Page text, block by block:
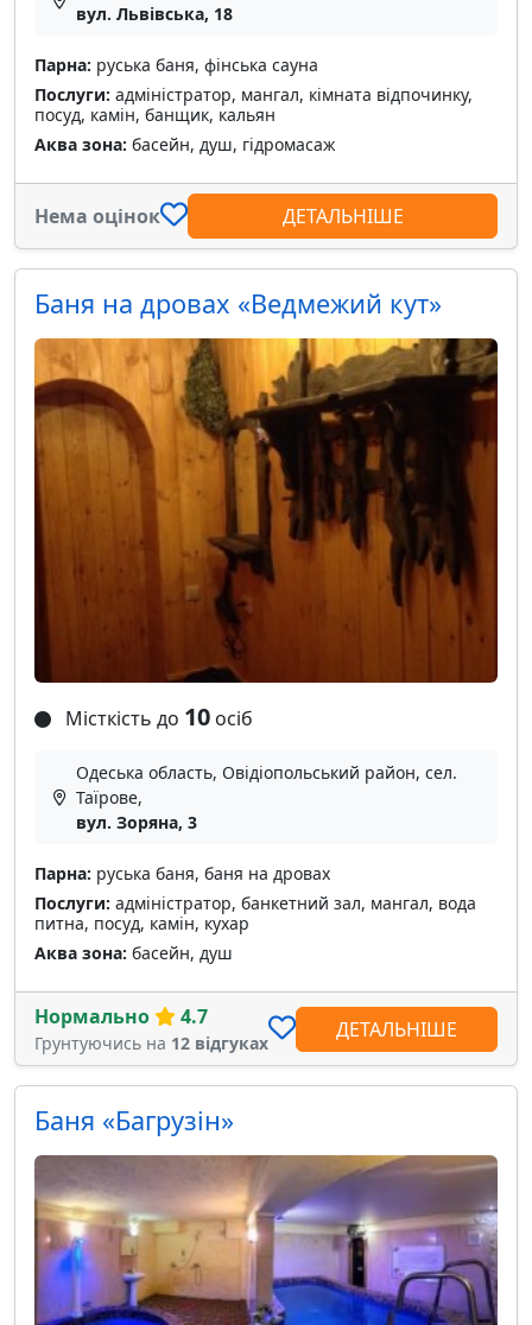
вул. Львівська, 18
Парна: руська баня, фінська сауна
Послуги: адміністратор, мангал, кімната відпочинку,
посуд, камін, банщик, кальян
Аква зона: басейн, душ, гідромасаж
Нема оцінок ДЕТАЛЬНІШЕ
Баня на дровах «Ведмежий кут»
Місткість до 10 осіб
Одеська область, Овідіопольський район, сел.
Таїрове,
вул. Зоряна, 3
Парна: руська баня, баня на дровах
Послуги: адміністратор, банкетний зал, мангал, вода
питна, посуд, камін, кухар
Аква зона: басейн, душ
Нормально 4.7
Грунтуючись на 12 відгуках
ДЕТАЛЬНІШЕ
Баня «Багрузін»